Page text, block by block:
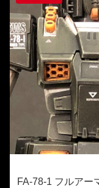
FA-78-1 フルア